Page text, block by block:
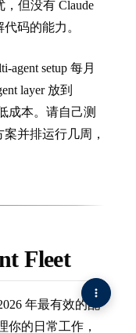
，但没有 Claude
码的能力。
setup 每月
layer 放到
成本。请自己测
并排运行几周，
Fleet
年最有效的配
你的日常工作，